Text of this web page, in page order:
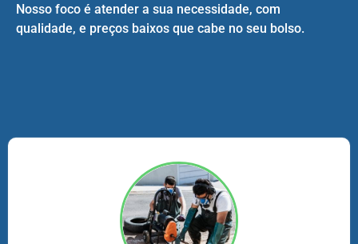
Nosso foco é atender a sua necessidade, com
qualidade, e preços baixos que cabe no seu bolso.